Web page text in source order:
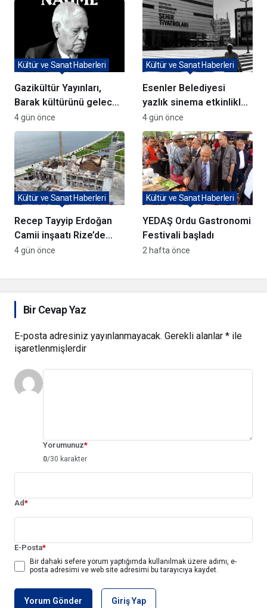
Gazikültür Yayınları,
Barak kültürünü gelecek
nesillere taşıyor
Kültür ve Sanat Haberleri
4 gün önce
Esenler Belediyesi
yazlık sinema etkinlikleri
başlattı
Kültür ve Sanat Haberleri
4 gün önce
Recep Tayyip Erdoğan
Camii inşaatı Rize’de
hızla ilerliyor
Kültür ve Sanat Haberleri
4 gün önce
YEDAŞ Ordu Gastronomi
Festivali başladı
Kültür ve Sanat Haberleri
2 hafta önce
Bir Cevap Yaz
E-posta adresiniz yayınlanmayacak. Gerekli alanlar * ile
işaretlenmişlerdir
Yorumunuz*
0/30 karakter
Ad*
E-Posta*
Bir dahaki sefere yorum yaptığımda kullanılmak üzere adımı, e-
posta adresimi ve web site adresimi bu tarayıcıya kaydet.
Yorum Gönder Giriş Yap